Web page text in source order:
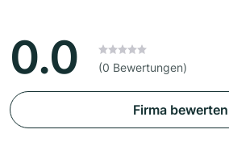
0.0 (0 Bewertungen)
Firma bewerten